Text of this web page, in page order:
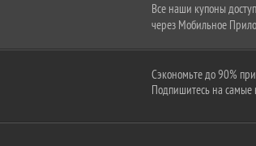
Все наши купоны
через Мобильное
Сэкономьте до 90%
Подпишитесь на